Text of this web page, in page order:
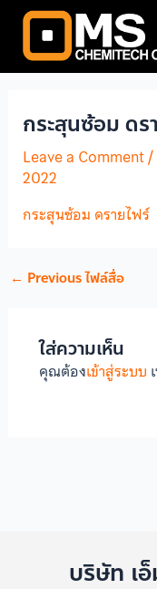
Skip
content
กระสุนซ้อม ดร
Leave a Comment/
2022
กระสุนซ้อม ดรายไฟร์
Post
navigation
← Previous ไฟล์สื่อ
ใส่ความเห็น
คุณต้องเข้าสู่ระบบ
บริษัท เ